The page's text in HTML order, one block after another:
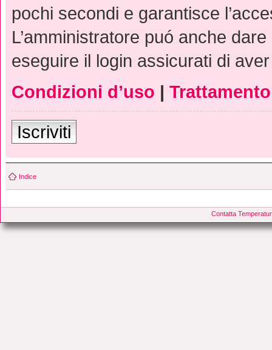
pochi secondi e garantisce
L’amministratore puó anche
eseguire il login assicurati di
Condizioni d’uso |
Iscriviti
Indice
Contatta